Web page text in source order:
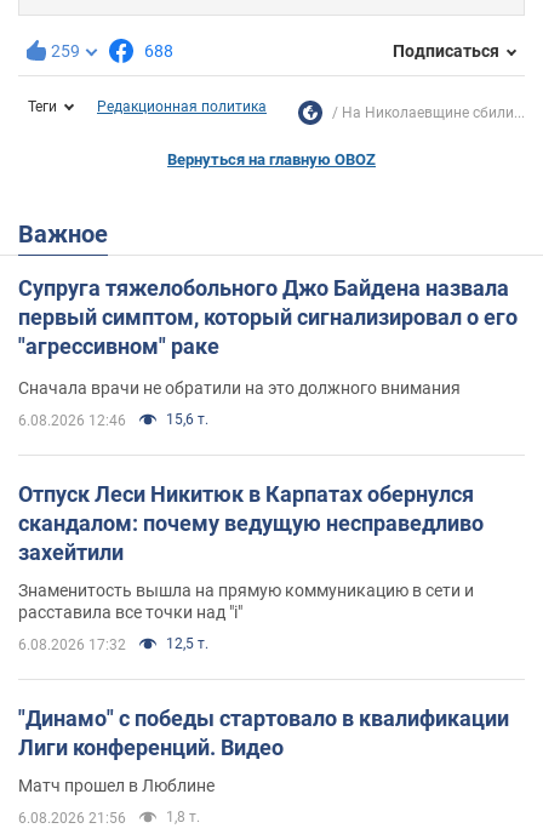
259 688 Подписаться
Теги Редакционная политика На Николаевщине сбили...
Вернуться на главную OBOZ
Важное
Супруга тяжелобольного Джо Байдена назвала
первый симптом, который сигнализировал о его
"агрессивном" раке
Сначала врачи не обратили на это должного внимания
6.08.2026 12:46 15,6 т.
Отпуск Леси Никитюк в Карпатах обернулся
скандалом: почему ведущую несправедливо
захейтили
Знаменитость вышла на прямую коммуникацию в сети и
расставила все точки над "i"
6.08.2026 17:32 12,5 т.
"Динамо" с победы стартовало в квалификации
Лиги конференций. Видео
Матч прошел в Люблине
6.08.2026 21:56 1,8 т.